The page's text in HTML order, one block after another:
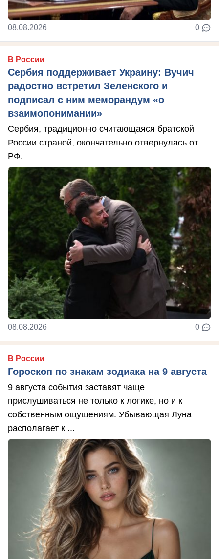
08.08.2026 0
В России
Сербия поддерживает Украину: Вучич
радостно встретил Зеленского и
подписал с ним меморандум «о
взаимопонимании»
Сербия, традиционно считающаяся братской
России страной, окончательно отвернулась от
РФ.
08.08.2026 0
В России
Гороскоп по знакам зодиака на 9 августа
9 августа события заставят чаще
прислушиваться не только к логике, но и к
собственным ощущениям. Убывающая Луна
располагает к ...